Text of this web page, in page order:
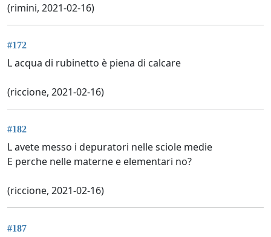
(rimini, 2021-02-16)
#172
L acqua di rubinetto è piena di calcare
(riccione, 2021-02-16)
#182
L avete messo i depuratori nelle sciole medie
E perche nelle materne e elementari no?
(riccione, 2021-02-16)
#187